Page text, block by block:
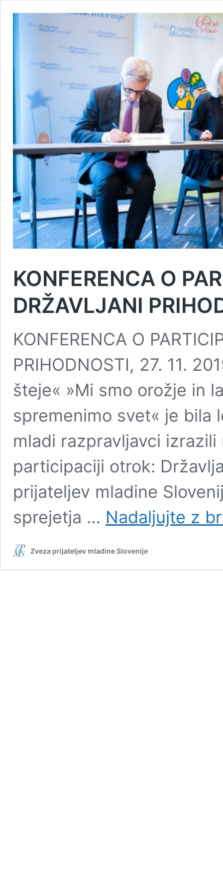
KONFERENCA O
DRŽAVLJANI
KONFERENCA O
PRIHODNOSTI, 27. 11.
šteje« »Mi smo orožje in
spremenimo svet« je bila
mladi razpravljavci
participaciji otrok:
prijateljev mladine
sprejetja … Nadaljujte z
Zveza prijateljev mladine Slovenije